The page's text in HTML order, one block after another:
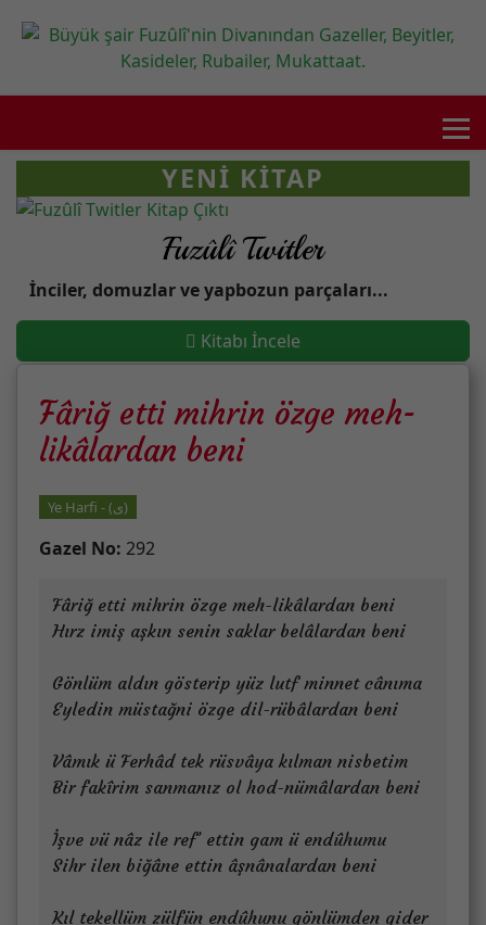
YENI KITAP
Fuzûlî Twitler
İnciler, domuzlar ve yapbozun parçaları...
Kitabı İncele
Fâriğ etti mihrin özge meh-
likâlardan beni
Ye Harfi - (ى)
Gazel No: 292
Fâriğ etti mihrin özge meh-likâlardan beni
Hırz imiş aşkın senin saklar belâlardan beni
Gönlüm aldın gösterip yüz lutf minnet cânıma
Eyledin müstağni özge dil-rübâlardan beni
Vâmık ü Ferhâd tek rüsvâya kılman nisbetim
Bir fakîrim sanmanız ol hod-nümâlardan beni
İşve vü nâz ile ref’ ettin gam ü endûhumu
Sihr ilen biğâne ettin âşnânalardan beni
Kıl tekellüm zülfün endûhunu gönlümden gider